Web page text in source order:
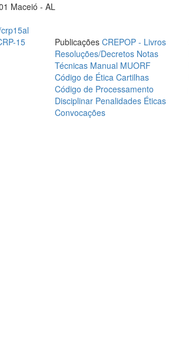
Maceió - AL
15 Publicações CREPOP - Livros
Resoluções/Decretos Notas
Técnicas Manual MUORF
Código de Ética Cartilhas
Código de Processamento
Disciplinar Penalidades Éticas
Convocações